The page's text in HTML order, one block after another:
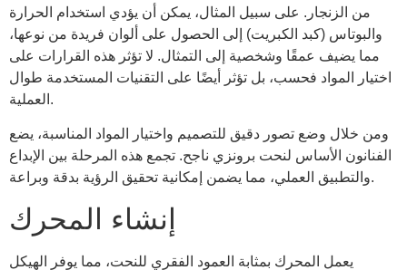
من الزنجار. على سبيل المثال، يمكن أن يؤدي استخدام الحرارة
والبوتاس (كبد الكبريت) إلى الحصول على ألوان فريدة من نوعها،
مما يضيف عمقًا وشخصية إلى التمثال. لا تؤثر هذه القرارات على
اختيار المواد فحسب، بل تؤثر أيضًا على التقنيات المستخدمة طوال
العملية.
ومن خلال وضع تصور دقيق للتصميم واختيار المواد المناسبة، يضع
الفنانون الأساس لنحت برونزي ناجح. تجمع هذه المرحلة بين الإبداع
والتطبيق العملي، مما يضمن إمكانية تحقيق الرؤية بدقة وبراعة.
إنشاء المحرك
يعمل المحرك بمثابة العمود الفقري للنحت، مما يوفر الهيكل